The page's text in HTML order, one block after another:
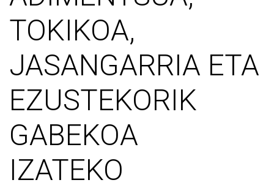
TOKIKOA,
JASANGARRIA ETA
EZUSTEKORIK
GABEKOA
IZATEKO